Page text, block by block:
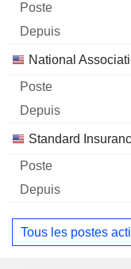
National
Standard
Tous les postes